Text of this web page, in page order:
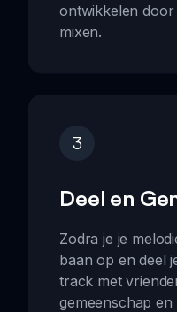
ontwikkelen door
mixen.
3
Deel en
Zodra je je
baan op en deel
track met
gemeenschap